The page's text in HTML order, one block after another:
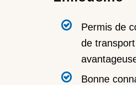
Permis de
de
Bonne